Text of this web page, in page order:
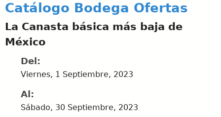
Catálogo Bodega Ofertas
La Canasta básica más baja de
México
Del:
Viernes, 1 Septiembre, 2023
Al:
Sábado, 30 Septiembre, 2023